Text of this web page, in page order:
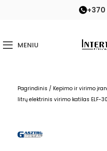
+370
MENIU
Pagrindinis / Kepimo ir virimo
litrų elektrinis virimo katilas ELF-